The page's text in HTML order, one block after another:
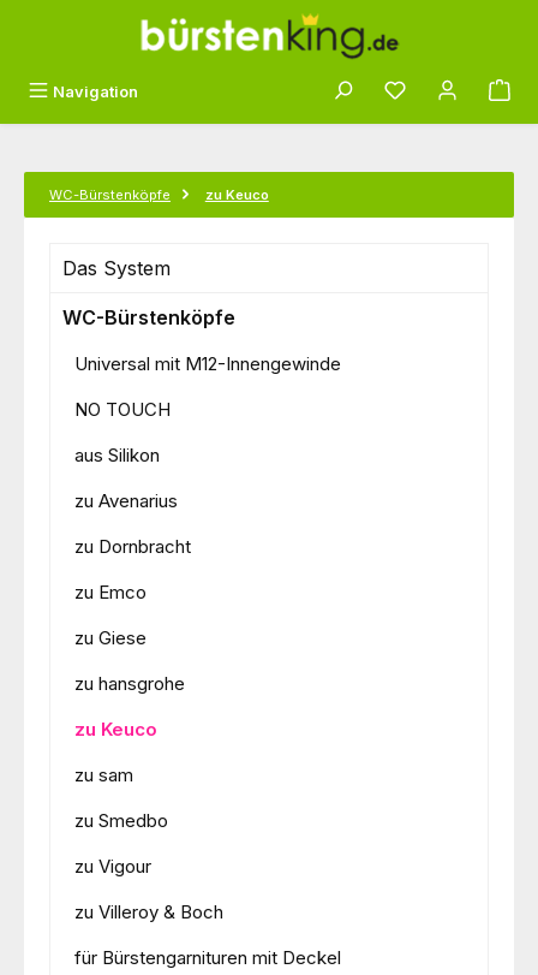
Zum Hauptinhalt springen
Navigation Du hast 0
WC-Bürstenköpfe zu Keuco
Das System
WC-Bürstenköpfe
Universal mit M12-Innengewinde
NO TOUCH
aus Silikon
zu Avenarius
zu Dornbracht
zu Emco
zu Giese
zu hansgrohe
zu Keuco
zu sam
zu Smedbo
zu Vigour
zu Villeroy & Boch
für Bürstengarnituren mit Deckel